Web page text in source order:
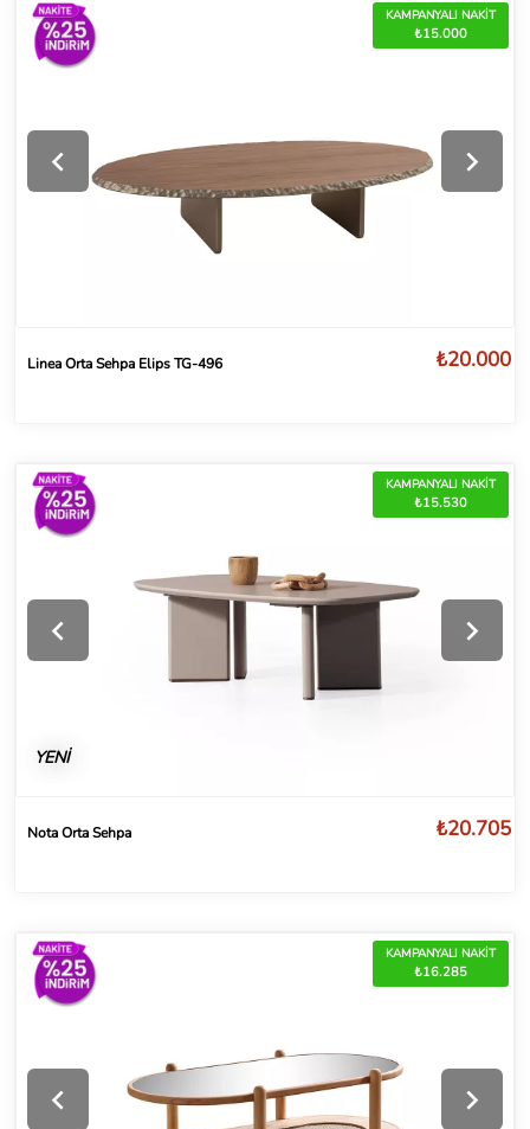
KAMPANYALI NAKİT
₺15.000
Linea Orta Sehpa Elips TG-496 ₺20.000
KAMPANYALI NAKİT
₺15.530
YENİ
Nota Orta Sehpa ₺20.705
KAMPANYALI NAKİT
₺16.285